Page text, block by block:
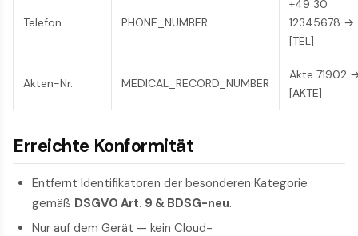
Telefon PHONE_NUMBER
+49 30
12345678 →
[TEL]
Akten-Nr. MEDICAL_RECORD_NUMBER
Akte 71902
[AKTE]
Erreichte Konformität
Entfernt Identifikatoren der besonderen Kategorie
gemäß DSGVO Art. 9 & BDSG-neu.
Nur auf dem Gerät — kein Cloud-